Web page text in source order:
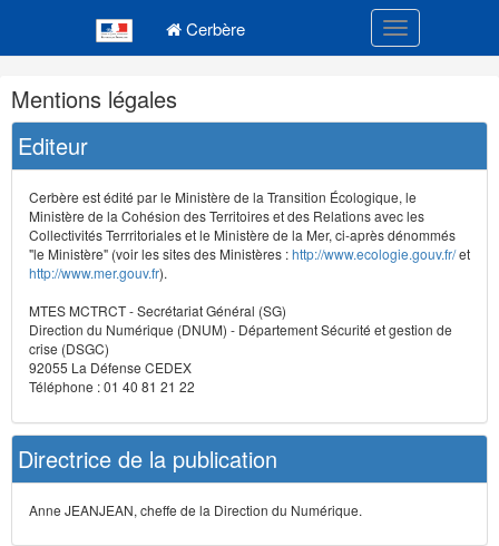
Cerbère Toggle
Navigation
et
outils
annexes
Mentions légales
Editeur
Cerbère est édité par le Ministère de la Transition Écologique, le
Ministère de la Cohésion des Territoires et des Relations avec les
Collectivités Terrritoriales et le Ministère de la Mer, ci-après dénommés
"le Ministère" (voir les sites des Ministères :http://www.ecologie.gouv.fr/et
http://www.mer.gouv.fr).
MTES MCTRCT - Secrétariat Général (SG)
Direction du Numérique (DNUM) - Département Sécurité et gestion de
crise (DSGC)
92055 La Défense CEDEX
Téléphone : 01 40 81 21 22
Directrice de la publication
Anne JEANJEAN, cheffe de la Direction du Numérique.